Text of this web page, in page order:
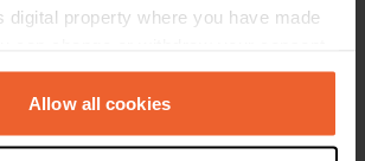
digital property where you have made
Cookie Declaration or by clicking on
icon.
Allow all cookies
Alfareros
Copia